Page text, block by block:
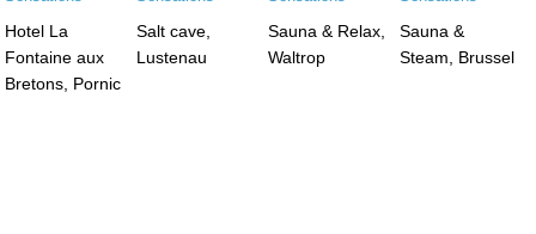
Hotel La
Fontaine aux
Bretons, Pornic
Salt cave,
Lustenau
Sauna & Relax,
Waltrop
Sauna &
Steam, Brussel